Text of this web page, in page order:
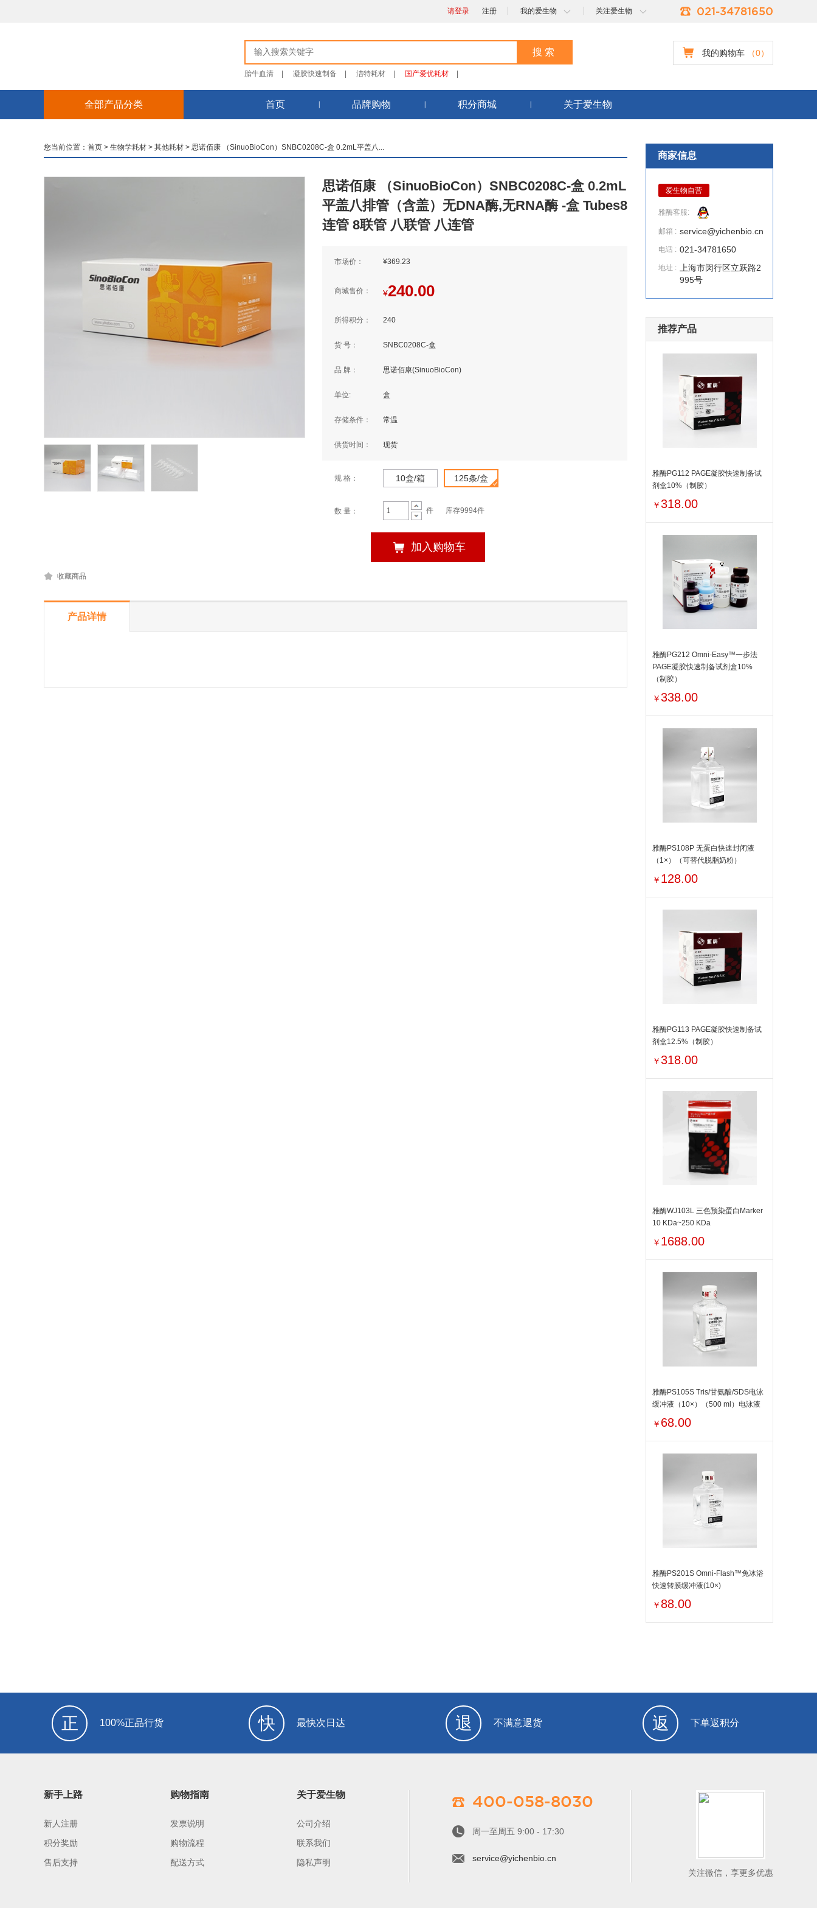
请登录 注册 我的爱生物 关注爱生物 021-34781650
胎牛血清 凝胶快速制备 洁特耗材 国产爱优耗材
我的购物车 （0）
全部产品分类 首页 品牌购物 积分商城 关于爱生物
您当前位置： 首页 > 生物学耗材 > 其他耗材 > 思诺佰康 （SinuoBioCon）SNBC0208C-盒 0.2mL平盖八...
思诺佰康 （SinuoBioCon）SNBC0208C-盒 0.2mL
平盖八排管（含盖）无DNA酶,无RNA酶 -盒 Tubes8
连管 8联管 八联管 八连管
市场价： ¥369.23
商城售价： ¥240.00
所得积分： 240
货 号： SNBC0208C-盒
品 牌： 思诺佰康(SinuoBioCon)
单位: 盒
存储条件： 常温
供货时间： 现货
规 格： 10盒/箱 125条/盒
数 量： 件 库存9994件
收藏商品
产品详情
商家信息
爱生物自营
雅酶客服:
邮箱 : service@yichenbio.cn
电话 : 021-34781650
地址 :
上海市闵行区立跃路2
995号
推荐产品
雅酶PG112 PAGE凝胶快速制备试
剂盒10%（制胶）
￥318.00
雅酶PG212 Omni-Easy™一步法
PAGE凝胶快速制备试剂盒10%
（制胶）
￥338.00
雅酶PS108P 无蛋白快速封闭液
（1×）（可替代脱脂奶粉）
￥ 128.00
雅酶PG113 PAGE凝胶快速制备试
剂盒12.5%（制胶）
￥318.00
雅酶WJ103L 三色预染蛋白Marker
10 KDa~250 KDa
￥ 1688.00
雅酶PS105S Tris/甘氨酸/SDS电泳
缓冲液（10×）（500 ml）电泳液
￥ 68.00
雅酶PS201S Omni-Flash™免冰浴
快速转膜缓冲液(10×)
￥ 88.00
正 100%正品行货 快 最快次日达 退 不满意退货 返 下单返积分
新手上路
新人注册
积分奖励
售后支持
购物指南
发票说明
购物流程
配送方式
关于爱生物
公司介绍
联系我们
隐私声明
400-058-8030
周一至周五 9:00 - 17:30
service@yichenbio.cn
关注微信，享更多优惠